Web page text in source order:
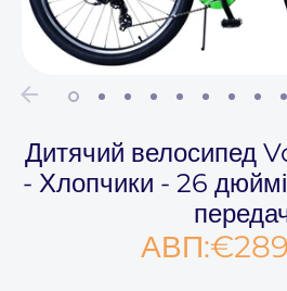
Дитячий велосипед
- Хлопчики - 26
АВП: